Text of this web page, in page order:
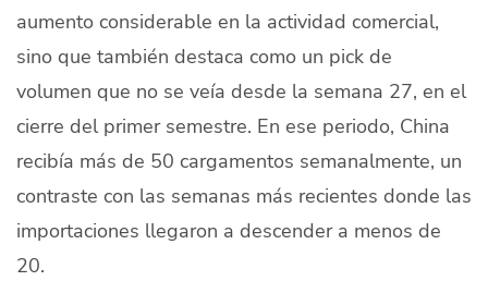
modo claro Español
aumento considerable en la actividad comercial,
sino que también destaca como un pick de
volumen que no se veía desde la semana 27, en el
cierre del primer semestre. En ese periodo, China
recibía más de 50 cargamentos semanalmente, un
contraste con las semanas más recientes donde las
importaciones llegaron a descender a menos de
20.